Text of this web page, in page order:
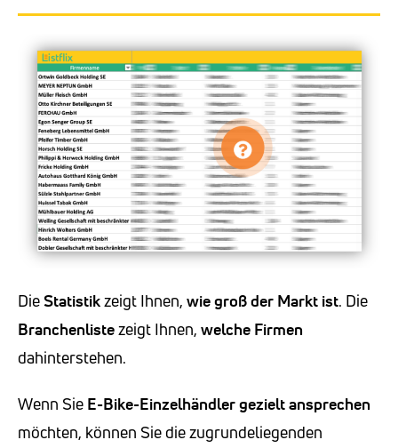
DieStatistikzeigt Ihnen, wie groß der Markt ist. Die
Branchenlistezeigt Ihnen, welche Firmen
dahinterstehen.
Wenn Sie E-Bike-Einzelhändlergezielt ansprechen
möchten, können Sie die zugrundeliegenden